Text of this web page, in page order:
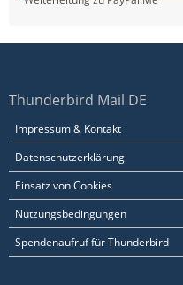
Thunderbird Mail DE
Impressum & Kontakt
Datenschutzerklärung
Einsatz von Cookies
Nutzungsbedingungen
Spendenaufruf für Thunderbird